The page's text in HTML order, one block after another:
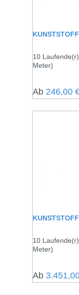
10
Meter)
Regulärer
Ab 246,00
10
Meter)
Regulärer
Ab